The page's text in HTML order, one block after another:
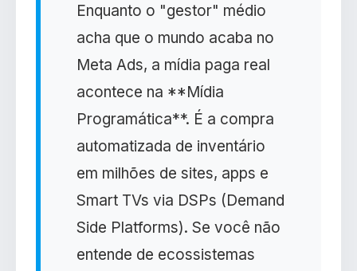
Enquanto o "gestor" médio
acha que o mundo acaba no
Meta Ads, a mídia paga real
acontece na **Mídia
Programática**. É a compra
automatizada de inventário
em milhões de sites, apps e
Smart TVs via DSPs (Demand
Side Platforms). Se você não
entende de ecossistemas